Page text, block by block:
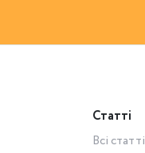
Статті
Всі статті